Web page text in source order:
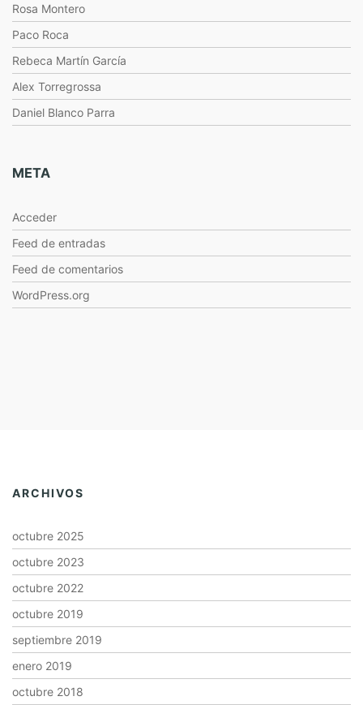
Rosa Montero
Paco Roca
Rebeca Martín García
Alex Torregrossa
Daniel Blanco Parra
META
Acceder
Feed de entradas
Feed de comentarios
WordPress.org
ARCHIVOS
octubre 2025
octubre 2023
octubre 2022
octubre 2019
septiembre 2019
enero 2019
octubre 2018